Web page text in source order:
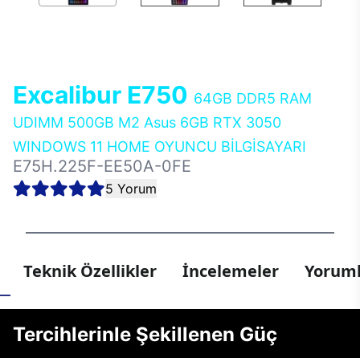
Excalibur E750 64GB DDR5 RAM
UDIMM 500GB M2 Asus 6GB RTX 3050
WINDOWS 11 HOME OYUNCU BİLGİSAYARI
E75H.225F-EE50A-0FE
5 Yorum
Teknik Özellikler İncelemeler
Tercihlerinle Şekillenen Güç